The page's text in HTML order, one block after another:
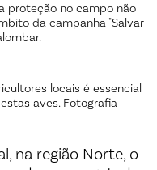
proteção no campo não
da campanha "Salvar
locais é essencial
aves. Fotografia
na região Norte, o